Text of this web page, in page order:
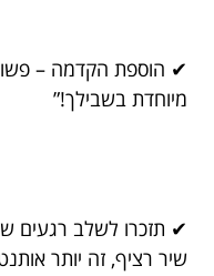
✔ הוספת הקדמה –
מיוחדת בשבילך!”
✔ תזכרו לשלב רגעים
שיר רציף, זה יותר